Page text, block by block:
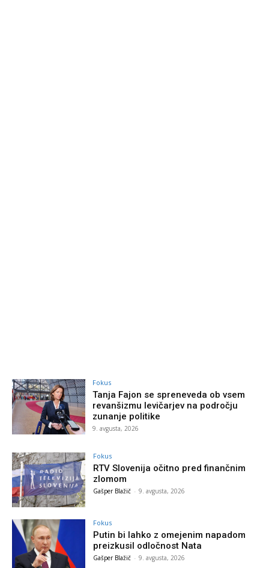
Fokus
Tanja Fajon se spreneveda ob vsem
revanšizmu levičarjev na področju
zunanje politike
9. avgusta, 2026
Fokus
RTV Slovenija očitno pred finančnim
zlomom
Gašper Blažič - 9. avgusta, 2026
Fokus
Putin bi lahko z omejenim napadom
preizkusil odločnost Nata
Gašper Blažič - 9. avgusta, 2026